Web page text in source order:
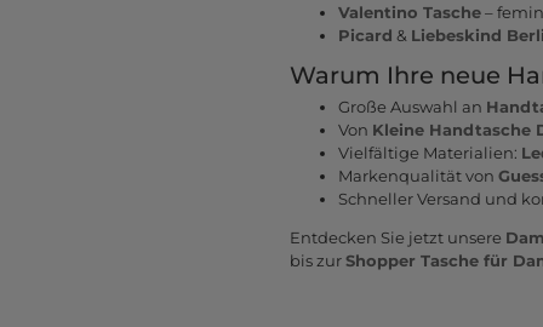
Valentino Tasche–
Picard & Liebeskind
Warum Ihre neue
Große Auswahl an
Von Kleine Handtasche
Vielfältige Materialien:
Markenqualität von
Schneller Versand und
Entdecken Sie jetzt unsere
bis zurShopper Tasche für